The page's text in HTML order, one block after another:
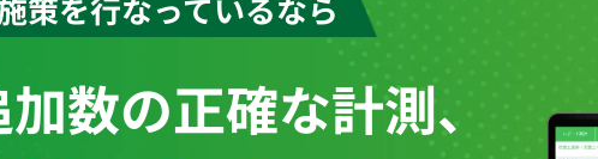
策を行なっているなら
数の正確な計測、